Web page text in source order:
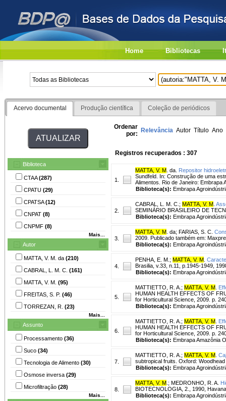
Home Bibliotecas
Acervo documental Produção científica Coleção de periódicos
Biblioteca
CTAA(287)
CPATU (29)
CPATSA(12)
CNPAT (8)
CNPMF (8)
Mais...
Autor
MATTA, V. M. da (210)
CABRAL, L. M. C. (161)
MATTA, V. M. (95)
FREITAS, S. P. (46)
TORREZAN, R. (23)
Mais...
Assunto
Processamento (36)
Suco (34)
Tecnologia de Alimento (30)
Osmose inversa (29)
Microfiltração (28)
Mais...
Ordenar
por: Relevância Autor Título Ano
Registros recuperados : 307
1.
MATTA, V. M . da. Repositor
Sundfeld. In: Construção de uma
Alimentos. Rio de Janeiro: Embrapa
Biblioteca(s): Embrapa
2.
CABRAL, L. M. C. ; MATTA, V. M
SEMINÁRIO BRASILEIRO DE
Biblioteca(s): Embrapa
3.
MATTA, V. M . da; FARIAS, S. C.
2009. Publicado também em:
Biblioteca(s): Embrapa
4.
PENHA, E. M. ; MATTA, V. M
Brasilia, v.33, n.11, p.1945-1949,
Biblioteca(s): Embrapa
5.
MATTIETTO, R. A. ; MATTA, V. M
HUMAN HEALTH EFFECTS OF
for Horticultural Science, 2009. p.
Biblioteca(s): Embrapa
6.
MATTIETTO, R. A. ; MATTA, V. M
HUMAN HEALTH EFFECTS OF
for Horticultural Science, 2009. p.
Biblioteca(s): Embrapa Amazônia
7.
MATTIETTO, R. A. ; MATTA, V. M
subtropical fruits. Oxford:
Biblioteca(s): Embrapa
8.
MATTA, V. M ; MEDRONHO, R. A.
BIOTECNOLOGIA, 2., 1990,
Biblioteca(s): Embrapa